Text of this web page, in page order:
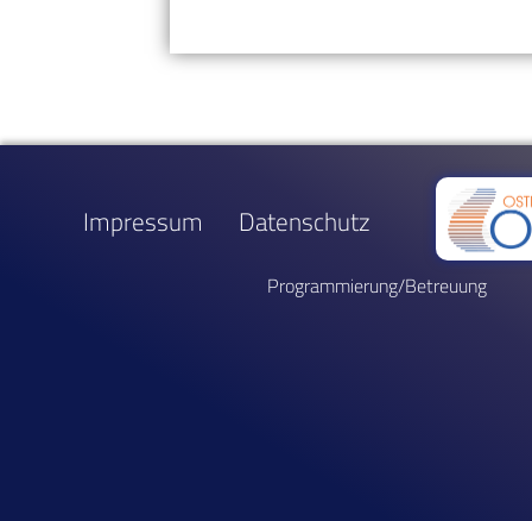
Impressum Datenschutz
Programmierung/Betreuung